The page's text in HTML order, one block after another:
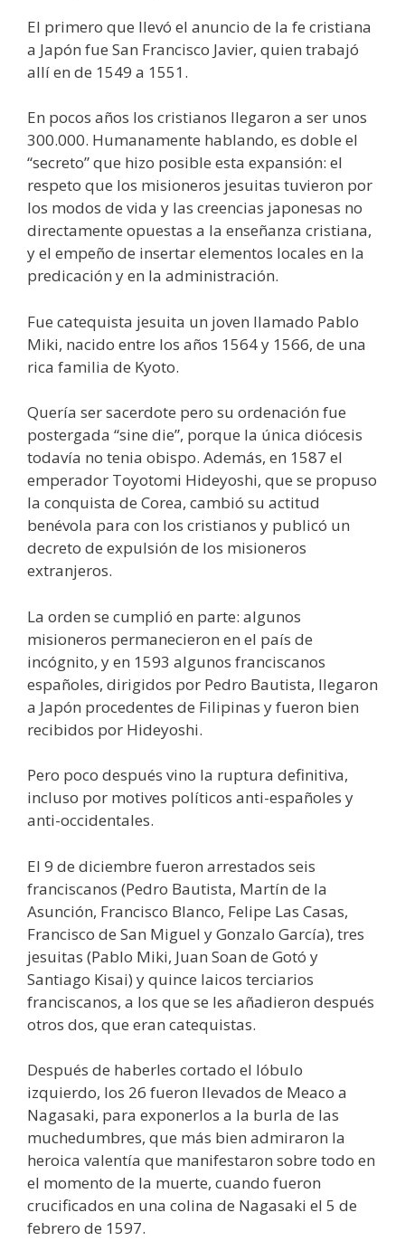
El primero que llevó el anuncio de la fe cristiana
a Japón fue San Francisco Javier, quien trabajó
allí en de 1549 a 1551.
En pocos años los cristianos llegaron a ser unos
300.000. Humanamente hablando, es doble el
“secreto” que hizo posible esta expansión: el
respeto que los misioneros jesuitas tuvieron por
los modos de vida y las creencias japonesas no
directamente opuestas a la enseñanza cristiana,
y el empeño de insertar elementos locales en la
predicación y en la administración.
Fue catequista jesuita un joven llamado Pablo
Miki, nacido entre los años 1564 y 1566, de una
rica familia de Kyoto.
Quería ser sacerdote pero su ordenación fue
postergada “sine die”, porque la única diócesis
todavía no tenia obispo. Además, en 1587 el
emperador Toyotomi Hideyoshi, que se propuso
la conquista de Corea, cambió su actitud
benévola para con los cristianos y publicó un
decreto de expulsión de los misioneros
extranjeros.
La orden se cumplió en parte: algunos
misioneros permanecieron en el país de
incógnito, y en 1593 algunos franciscanos
españoles, dirigidos por Pedro Bautista, llegaron
a Japón procedentes de Filipinas y fueron bien
recibidos por Hideyoshi.
Pero poco después vino la ruptura definitiva,
incluso por motives políticos anti-españoles y
anti-occidentales.
El 9 de diciembre fueron arrestados seis
franciscanos (Pedro Bautista, Martín de la
Asunción, Francisco Blanco, Felipe Las Casas,
Francisco de San Miguel y Gonzalo García), tres
jesuitas (Pablo Miki, Juan Soan de Gotó y
Santiago Kisai) y quince laicos terciarios
franciscanos, a los que se les añadieron después
otros dos, que eran catequistas.
Después de haberles cortado el lóbulo
izquierdo, los 26 fueron llevados de Meaco a
Nagasaki, para exponerlos a la burla de las
muchedumbres, que más bien admiraron la
heroica valentía que manifestaron sobre todo en
el momento de la muerte, cuando fueron
crucificados en una colina de Nagasaki el 5 de
febrero de 1597.